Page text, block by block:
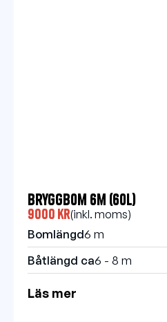
Bryggbom 6m (60l)
9000 kr(inkl. moms)
Bomlängd6 m
Båtlängd ca6 - 8 m
Läs mer